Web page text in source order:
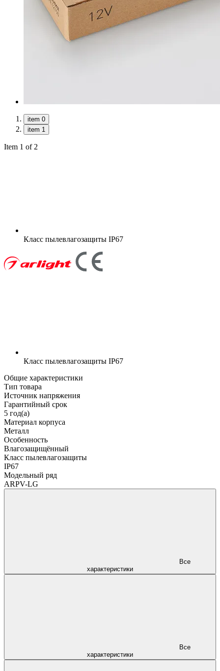
item 0
item 1
Item 1 of 2
Класс пылевлагозащиты IP67
Класс пылевлагозащиты IP67
Общие характеристики
Тип товара
Источник напряжения
Гарантийный срок
5 год(а)
Материал корпуса
Металл
Особенность
Влагозащищённый
Класс пылевлагозащиты
IP67
Модельный ряд
ARPV-LG
характеристики
характеристики